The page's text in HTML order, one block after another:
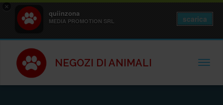
×
quiinzona
MEDIA PROMOTION SRL scarica
NEGOZI DI ANIMALI